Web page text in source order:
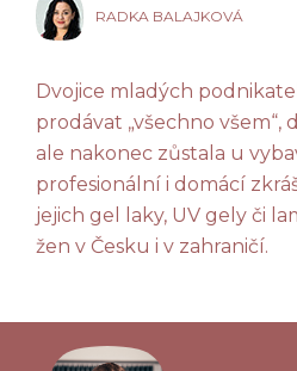
RADKA BALAJKOVÁ
Dvojice mladých
prodávat „všechno
ale nakonec zůstala u
profesionální i domácí
jejich gel laky, UV gely či
žen v Česku i v zahraničí.